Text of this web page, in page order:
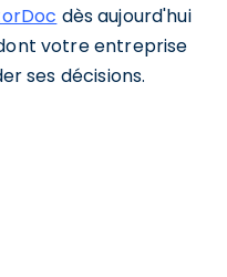
dès aujourd'hui
votre entreprise
ses décisions.